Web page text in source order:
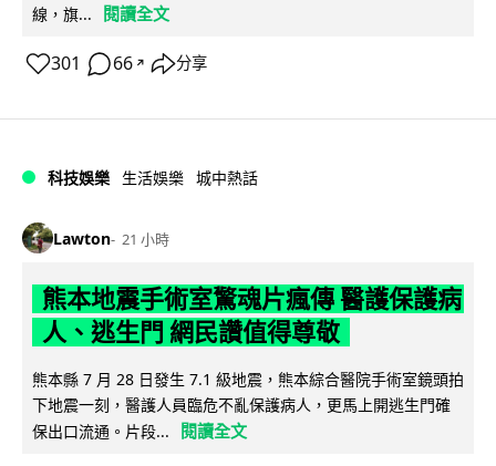
線，旗...
閱讀全文
301 66 ↗ 分享
科技娛樂 生活娛樂 城中熱話
Lawton 21 小時
熊本地震手術室驚魂片瘋傳 醫護保護病
人、逃生門 網民讚值得尊敬
熊本縣 7 月 28 日發生 7.1 級地震，熊本綜合醫院手術室鏡頭拍
下地震一刻，醫護人員臨危不亂保護病人，更馬上開逃生門確
保出口流通。片段...
閱讀全文